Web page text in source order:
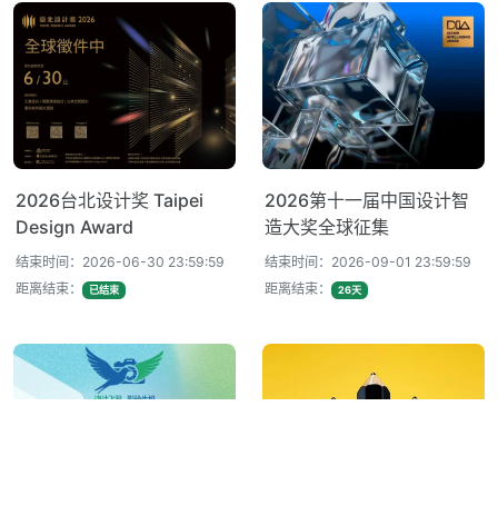
2026台北设计奖 Taipei
Design Award
结束时间：2026-06-30 23:59:59
距离结束：
已结束
2026第十一届中国设计智
造大奖全球征集
结束时间：2026-09-01 23:59:59
距离结束：
26天